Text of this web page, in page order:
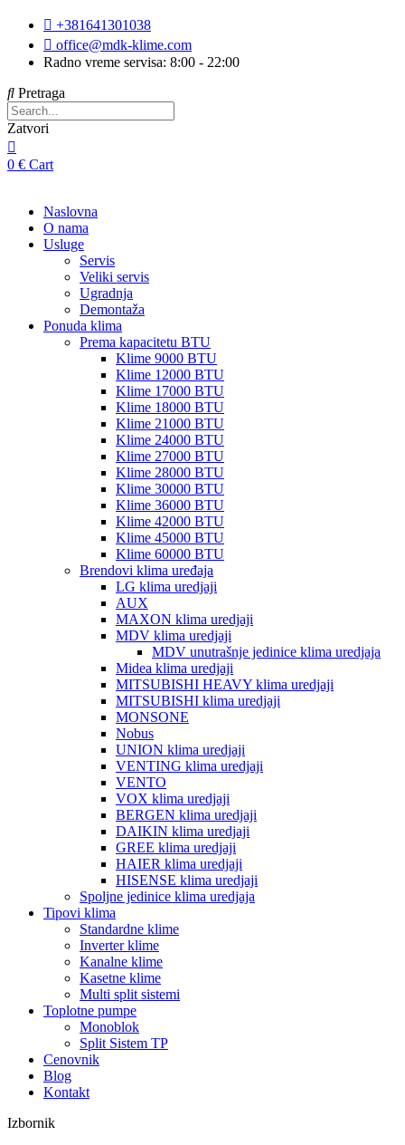
Skip
content
+381641301038
office@mdk-klime.com
Radno vreme servisa: 8:00 - 22:00
Pretraga
Zatvori
0 € Cart
Naslovna
O nama
Usluge
Servis
Veliki servis
Ugradnja
Demontaža
Ponuda klima
Prema kapacitetu BTU
Klime 9000 BTU
Klime 12000 BTU
Klime 17000 BTU
Klime 18000 BTU
Klime 21000 BTU
Klime 24000 BTU
Klime 27000 BTU
Klime 28000 BTU
Klime 30000 BTU
Klime 36000 BTU
Klime 42000 BTU
Klime 45000 BTU
Klime 60000 BTU
Brendovi klima uređaja
LG klima uredjaji
AUX
MAXON klima uredjaji
MDV klima uredjaji
MDV unutrašnje jedinice klima uredjaja
Midea klima uredjaji
MITSUBISHI HEAVY klima uredjaji
MITSUBISHI klima uredjaji
MONSONE
Nobus
UNION klima uredjaji
VENTING klima uredjaji
VENTO
VOX klima uredjaji
BERGEN klima uredjaji
DAIKIN klima uredjaji
GREE klima uredjaji
HAIER klima uredjaji
HISENSE klima uredjaji
Spoljne jedinice klima uredjaja
Tipovi klima
Standardne klime
Inverter klime
Kanalne klime
Kasetne klime
Multi split sistemi
Toplotne pumpe
Monoblok
Split Sistem TP
Cenovnik
Blog
Kontakt
Izbornik